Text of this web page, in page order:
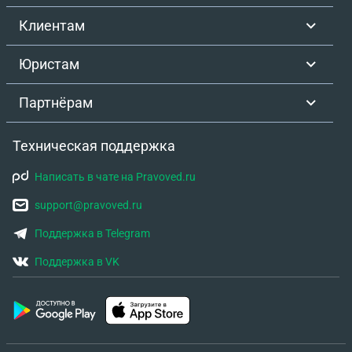
Клиентам
Юристам
Партнёрам
Техническая поддержка
Написать в чате на Pravoved.ru
support@pravoved.ru
Поддержка в Telegram
Поддержка в VK